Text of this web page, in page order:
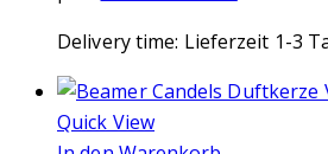
Delivery time: Lieferzeit 1-3
Quick View